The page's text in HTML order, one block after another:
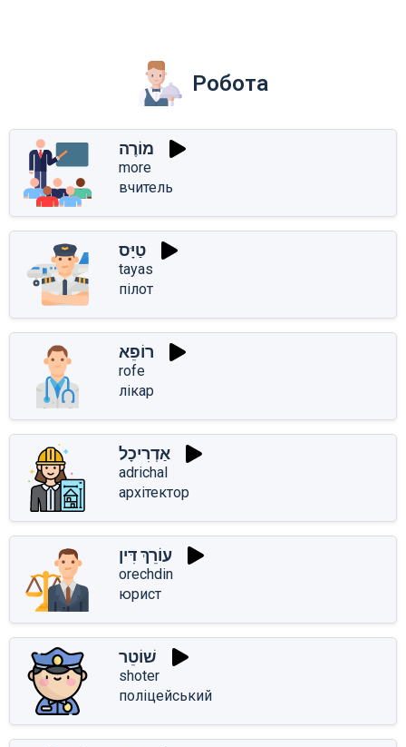
Робота
מוֹרֶה
more
вчитель
טַיָּס
tayas
пілот
רוֹפֵא
rofe
лікар
אַדְרִיכָל
adrichal
архітектор
עוֹרֵךְ דִּין
orechdin
юрист
שׁוֹטֵר
shoter
поліцейський